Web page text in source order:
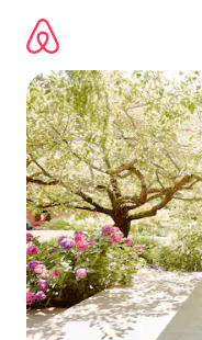
contenido